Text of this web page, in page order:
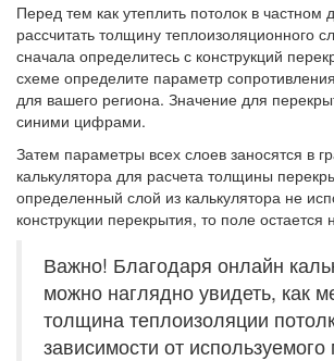
Перед тем как утеплить потолок в частном
рассчитать толщину теплоизоляционного
сначала определитесь с конструкций
схеме определите параметр
для вашего региона. Значение для
синими цифрами.
Затем параметры всех слоев заносятся в
калькулятора для расчета толщины
определенный слой из калькулятора не
конструкции перекрытия, то поле
Важно! Благодаря онлайн
можно наглядно увидеть, как
толщина теплоизоляции
зависимости от